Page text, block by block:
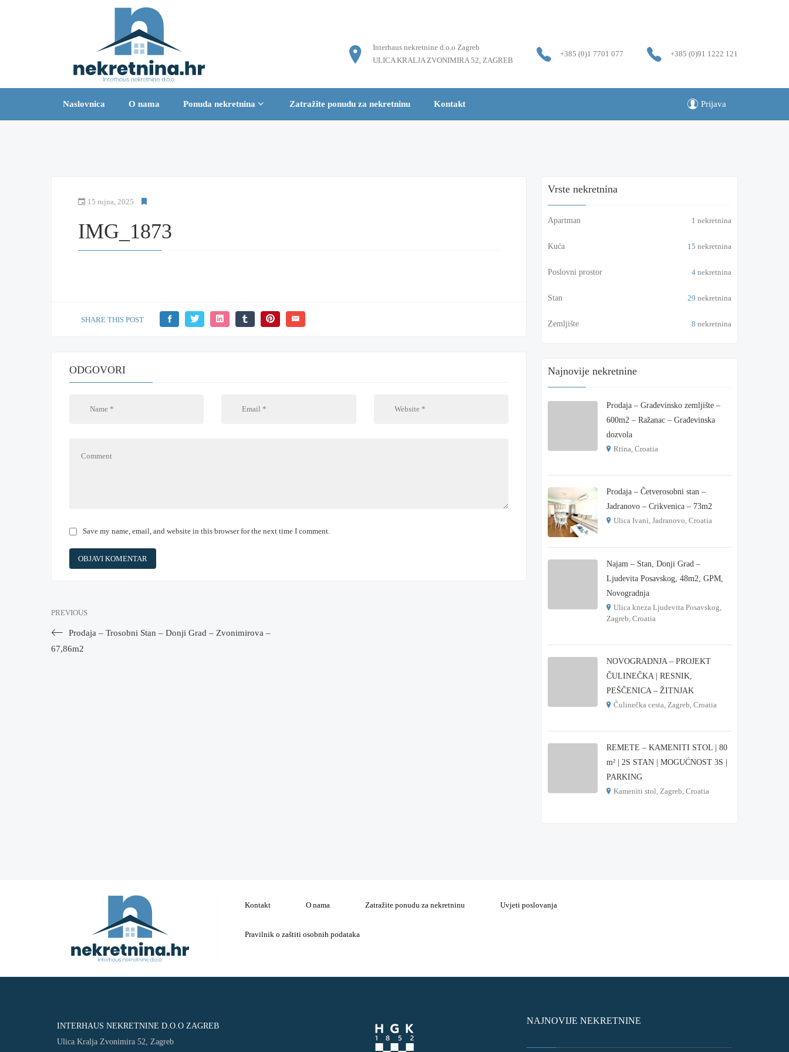
Interhaus nekretnine d.o.o Zagreb
ULICA KRALJA ZVONIMIRA 52, ZAGREB
+385 (0)1 7701 077 +385 (0)91 1222 121
Naslovnica O nama Ponuda nekretnina Zatražite ponudu za nekretninu Kontakt Prijava
15 rujna, 2025
IMG_1873
SHARE THIS POST
ODGOVORI
Save my name, email, and website in this browser for the next time I comment.
PREVIOUS
Prodaja – Trosobni Stan – Donji Grad – Zvonimirova –
67,86m2
Vrste nekretnina
Apartman 1 nekretnina
Kuća 15 nekretnina
Poslovni prostor 4 nekretnina
Stan 29 nekretnina
Zemljište 8 nekretnina
Najnovije nekretnine
Prodaja – Građevinsko zemljište –
600m2 – Ražanac – Građevinska
dozvola
Rtina, Croatia
Prodaja – Četverosobni stan –
Jadranovo – Crikvenica – 73m2
Ulica Ivani, Jadranovo, Croatia
Najam – Stan, Donji Grad –
Ljudevita Posavskog, 48m2, GPM,
Novogradnja
Ulica kneza Ljudevita Posavskog,
Zagreb, Croatia
NOVOGRADNJA – PROJEKT
ČULINEČKA | RESNIK,
PEŠČENICA – ŽITNJAK
Čulinečka cesta, Zagreb, Croatia
REMETE – KAMENITI STOL | 80
m² | 2S STAN | MOGUĆNOST 3S |
PARKING
Kameniti stol, Zagreb, Croatia
Kontakt O nama Zatražite ponudu za nekretninu Uvjeti poslovanja
Pravilnik o zaštiti osobnih podataka
INTERHAUS NEKRETNINE D.O.O ZAGREB
Ulica Kralja Zvonimira 52, Zagreb
NAJNOVIJE NEKRETNINE